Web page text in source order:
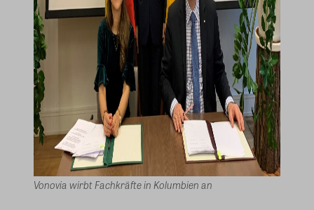
Vonovia wirbt Fachkräfte in Kolumbien an